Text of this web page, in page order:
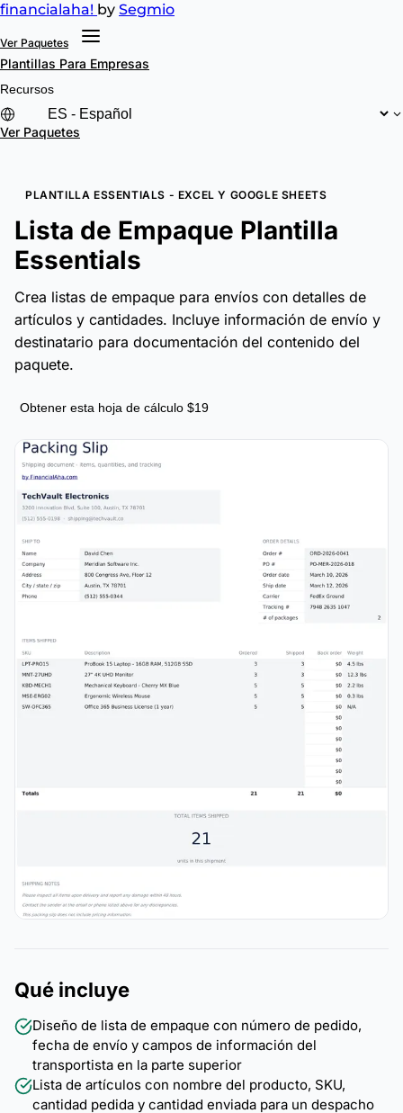
financialaha! by Segmio
Ver Paquetes
Plantillas Para Empresas
Recursos
Ver Paquetes
PLANTILLA ESSENTIALS - EXCEL Y GOOGLE SHEETS
Lista de Empaque Plantilla
Essentials
Crea listas de empaque para envíos con detalles de
artículos y cantidades. Incluye información de envío y
destinatario para documentación del contenido del
paquete.
Obtener esta hoja de cálculo $19
Qué incluye
Diseño de lista de empaque con número de pedido,
fecha de envío y campos de información del
transportista en la parte superior
Lista de artículos con nombre del producto, SKU,
cantidad pedida y cantidad enviada para un despacho